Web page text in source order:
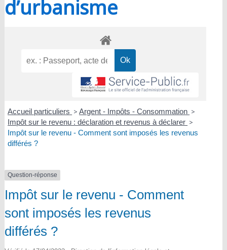
d’urbanisme
Accueil particuliers > Argent - Impôts - Consommation >
Impôt sur le revenu : déclaration et revenus à déclarer >
Impôt sur le revenu - Comment sont imposés les revenus
différés ?
Question-réponse
Impôt sur le revenu - Comment
sont imposés les revenus
différés ?